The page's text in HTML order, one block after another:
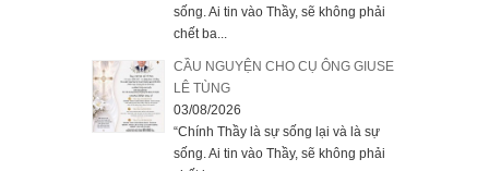
sống. Ai tin vào Thầy, sẽ không phải
chết ba...
CẦU NGUYỆN CHO CỤ ÔNG GIUSE
LÊ TÙNG
03/08/2026
“Chính Thầy là sự sống lại và là sự
sống. Ai tin vào Thầy, sẽ không phải